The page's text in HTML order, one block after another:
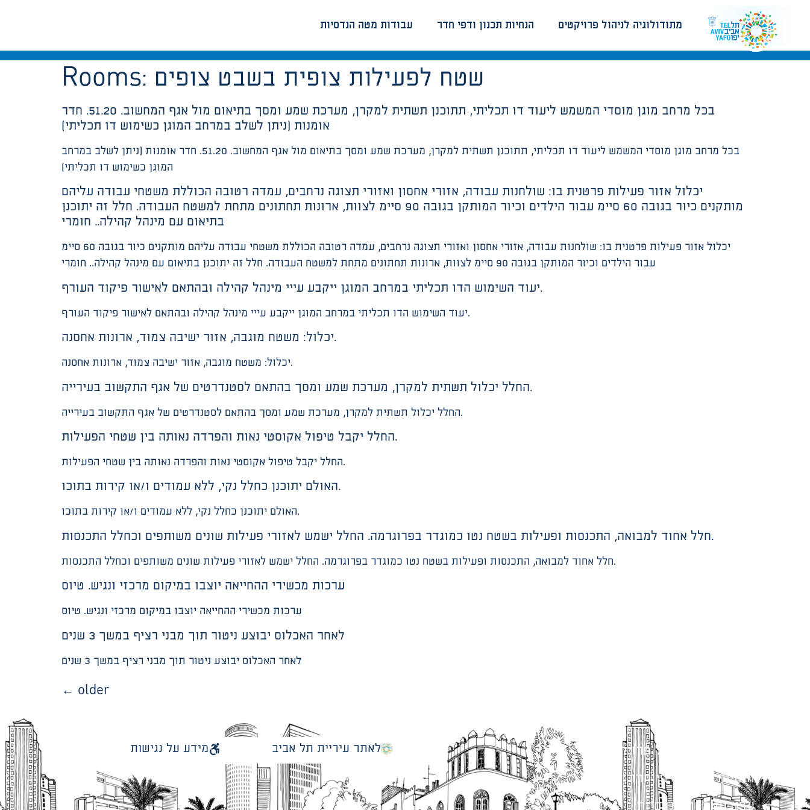
עבודות מטה הנדסיות הנחיות תכנון ודפי חדר מתודולוגיה לניהול פרויקטים
Rooms: שטח לפעילות צופית בשבט צופים
בכל מרחב מוגן מוסדי המשמש ליעוד דו תכליתי, תתוכנן תשתית למקרן, מערכת שמע ומסך בתיאום מול אגף המחשוב. 51.20. חדר
אומנות (ניתן לשלב במרחב המוגן כשימוש דו תכליתי)
בכל מרחב מוגן מוסדי המשמש ליעוד דו תכליתי, תתוכנן תשתית למקרן, מערכת שמע ומסך בתיאום מול אגף המחשוב. 51.20. חדר אומנות (ניתן לשלב במרחב
המוגן כשימוש דו תכליתי)
יכלול אזור פעילות פרטנית בו: שולחנות עבודה, אזורי אחסון ואזורי תצוגה נרחבים, עמדה רטובה הכוללת משטחי עבודה עליהם
מותקנים כיור בגובה 60 סיימ עבור הילדים וכיור המותקן בגובה 90 סיימ לצוות, ארונות תחתונים מתחת למשטח העבודה. חלל זה יתוכנן
בתיאום עם מינהל קהילה.. חומרי
יכלול אזור פעילות פרטנית בו: שולחנות עבודה, אזורי אחסון ואזורי תצוגה נרחבים, עמדה רטובה הכוללת משטחי עבודה עליהם מותקנים כיור בגובה 60 סיימ
עבור הילדים וכיור המותקן בגובה 90 סיימ לצוות, ארונות תחתונים מתחת למשטח העבודה. חלל זה יתוכנן בתיאום עם מינהל קהילה.. חומרי
יעוד השימוש הדו תכליתי במרחב המוגן ייקבע עייי מינהל קהילה ובהתאם לאישור פיקוד העורף.
יעוד השימוש הדו תכליתי במרחב המוגן ייקבע עייי מינהל קהילה ובהתאם לאישור פיקוד העורף.
יכלול: משטח מוגבה, אזור ישיבה צמוד, ארונות אחסנה.
יכלול: משטח מוגבה, אזור ישיבה צמוד, ארונות אחסנה.
החלל יכלול תשתית למקרן, מערכת שמע ומסך בהתאם לסטנדרטים של אגף התקשוב בעירייה.
החלל יכלול תשתית למקרן, מערכת שמע ומסך בהתאם לסטנדרטים של אגף התקשוב בעירייה.
החלל יקבל טיפול אקוסטי נאות והפרדה נאותה בין שטחי הפעילות.
החלל יקבל טיפול אקוסטי נאות והפרדה נאותה בין שטחי הפעילות.
האולם יתוכנן כחלל נקי, ללא עמודים ו/או קירות בתוכו.
האולם יתוכנן כחלל נקי, ללא עמודים ו/או קירות בתוכו.
חלל אחוד למבואה, התכנסות ופעילות בשטח נטו כמוגדר בפרוגרמה. החלל ישמש לאזורי פעילות שונים משותפים וכחלל התכנסות.
חלל אחוד למבואה, התכנסות ופעילות בשטח נטו כמוגדר בפרוגרמה. החלל ישמש לאזורי פעילות שונים משותפים וכחלל התכנסות.
ערכות מכשירי ההחייאה יוצבו במיקום מרכזי ונגיש. טיוס
ערכות מכשירי ההחייאה יוצבו במיקום מרכזי ונגיש. טיוס
לאחר האכלוס יבוצע ניטור תוך מבני רציף במשך 3 שנים
לאחר האכלוס יבוצע ניטור תוך מבני רציף במשך 3 שנים
← older
עבודות מטה הנדסיות
הנחיות תכנון ודפי חדר
מתודולוגיה לניהול פרויקטים לאתר עיריית תל אביב מידע על נגישות